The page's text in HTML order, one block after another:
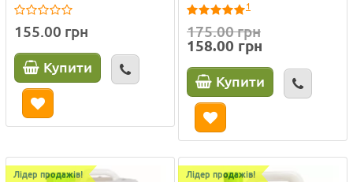
155.00 грн
Купити
1
175.00 грн
158.00 грн
Купити
Лідер продажів! Лідер продажів!